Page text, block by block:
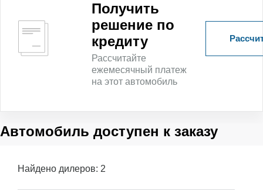
Получить
решение по
кредиту
Рассчитайте
ежемесячный платеж
на этот автомобиль
Автомобиль доступен к заказу
Найдено дилеров: 2